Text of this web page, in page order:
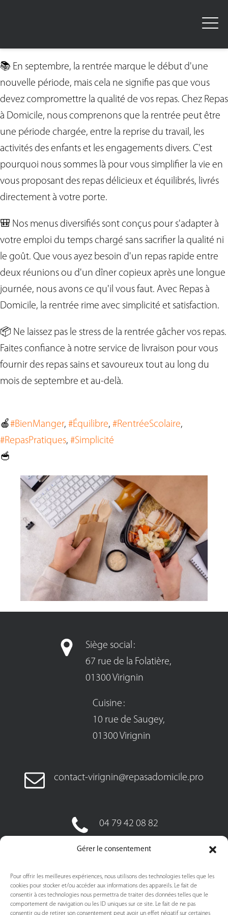
Gérer le consentement
Pour offrir les meilleures expériences, nous utilisons des technologies telles que les
cookies pour stocker et/ou accéder aux informations des appareils. Le fait de
consentir à ces technologies nous permettra de traiter des données telles que le
comportement de navigation ou les ID uniques sur ce site. Le fait de ne pas
consentir ou de retirer son consentement peut avoir un effet négatif sur certaines
📚 En septembre, la rentrée marque le début d'une
nouvelle période, mais cela ne signifie pas que vous
devez compromettre la qualité de vos repas. Chez Repas
à Domicile, nous comprenons que la rentrée peut être
une période chargée, entre la reprise du travail, les
activités des enfants et les engagements divers. C'est
pourquoi nous sommes là pour vous simplifier la vie en
vous proposant des repas délicieux et équilibrés, livrés
directement à votre porte.
🎒 Nos menus diversifiés sont conçus pour s'adapter à
votre emploi du temps chargé sans sacrifier la qualité ni
le goût. Que vous ayez besoin d'un repas rapide entre
deux réunions ou d'un dîner copieux après une longue
journée, nous avons ce qu'il vous faut. Avec Repas à
Domicile, la rentrée rime avec simplicité et satisfaction.
📦 Ne laissez pas le stress de la rentrée gâcher vos repas.
Faites confiance à notre service de livraison pour vous
fournir des repas sains et savoureux tout au long du
mois de septembre et au-delà.
🍎#BienManger, #Équilibre, #RentréeScolaire
#RepasPratiques, #Simplicité
🥣
Siège social :
67 rue de la Folatière,
01300 Virignin
Cuisine :
10 rue de Saugey,
01300 Virignin
contact-virignin@repasadomicile.pro
04 79 42 08 82
06 85 59 94 98